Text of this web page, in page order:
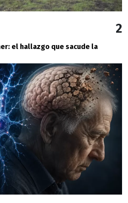
2
el hallazgo que sacude la